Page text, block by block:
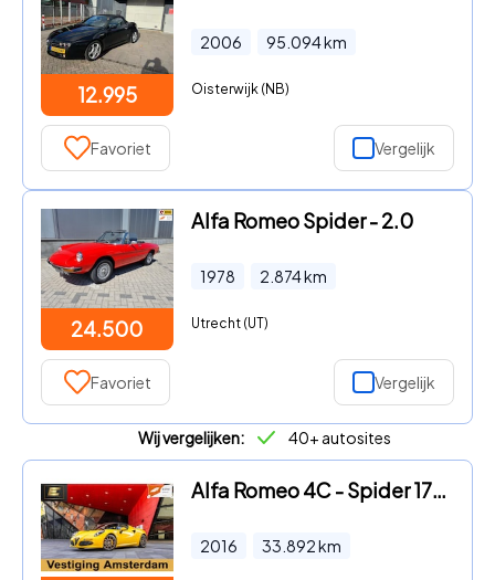
12.995
2006 95.094km
Oisterwijk (NB)
Favoriet Vergelijk
24.500
Alfa Romeo Spider - 2.0
1978 2.874km
Utrecht (UT)
Favoriet Vergelijk
Wij vergelijken: 40+ autosites
Alfa Romeo 4C - Spider 1750TBI TCT | Giallo Prototipo | Carbon
2016 33.892km